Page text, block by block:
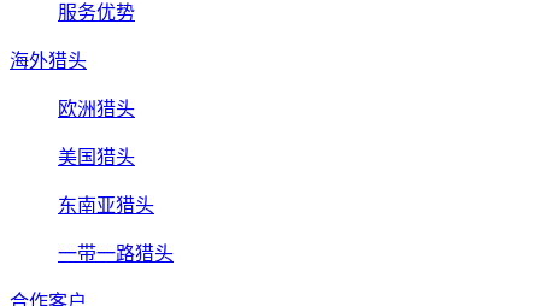
服务优势
海外猎头
欧洲猎头
美国猎头
东南亚猎头
一带一路猎头
合作客户